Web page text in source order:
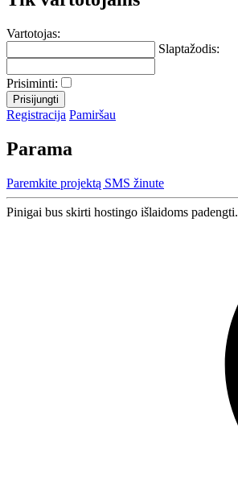
Vartotojas:
Slaptažodis:
Prisiminti:
Registracija Pamiršau
Parama
Paremkite projektą SMS žinute
Pinigai bus skirti hostingo išlaidoms padengti.